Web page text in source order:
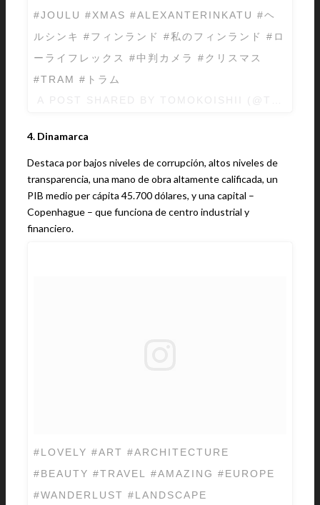
#JOULU #XMAS #ALEXANTERINKATU #ヘ
ルシンキ #フィンランド #私のフィンランド #ロ
ーライフレックス #中判カメラ #クリスマス
#TRAM #トラム
4. Dinamarca
Destaca por bajos niveles de corrupción, altos niveles de
transparencia, una mano de obra altamente calificada, un
PIB medio per cápita 45.700 dólares, y una capital –
Copenhague – que funciona de centro industrial y
financiero.
#LOVELY #ART #ARCHITECTURE
#BEAUTY #TRAVEL #AMAZING #EUROPE
#WANDERLUST #LANDSCAPE